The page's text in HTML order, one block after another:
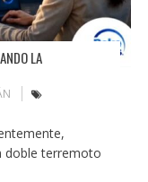
LA
doble terremoto